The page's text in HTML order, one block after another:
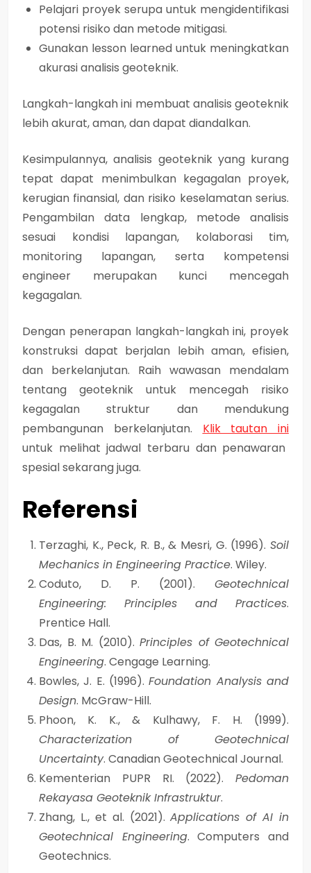
Pelajari proyek serupa untuk mengidentifikasi
potensi risiko dan metode mitigasi.
Gunakan lesson learned untuk meningkatkan
akurasi analisis geoteknik.
Langkah-langkah ini membuat analisis geoteknik
lebihakurat, aman, dan dapat diandalkan.
Kesimpulannya,analisis geoteknik yang kurang
tepat dapat menimbulkan kegagalan proyek,
kerugian finansial, dan risiko keselamatan serius.
Pengambilan data lengkap, metode analisis
sesuai kondisi lapangan, kolaborasi tim,
monitoring lapangan, serta kompetensi
engineer merupakan kunci mencegah
kegagalan.
Dengan penerapan langkah-langkah ini, proyek
konstruksi dapat berjalan lebih aman, efisien,
dan berkelanjutan. Raih wawasan mendalam
tentang geoteknik untuk mencegah risiko
kegagalan struktur dan mendukung
pembangunan berkelanjutan. Klik tautan ini
untuk melihat jadwal terbaru dan penawaran
spesial sekarang juga.
Referensi
Terzaghi, K., Peck, R. B., & Mesri, G. (1996). Soil
Mechanics in Engineering Practice. Wiley.
Coduto, D. P. (2001). Geotechnical
Engineering: Principles and Practices.
Prentice Hall.
Das, B. M. (2010). Principles of Geotechnical
Engineering. Cengage Learning.
Bowles, J. E. (1996).Foundation Analysis and
Design. McGraw-Hill.
Phoon, K. K., & Kulhawy, F. H. (1999).
Characterization of Geotechnical
Uncertainty. Canadian Geotechnical Journal.
Kementerian PUPR RI. (2022). Pedoman
Rekayasa Geoteknik Infrastruktur.
Zhang, L., et al. (2021).Applications of AI in
Geotechnical Engineering. Computers and
Geotechnics.